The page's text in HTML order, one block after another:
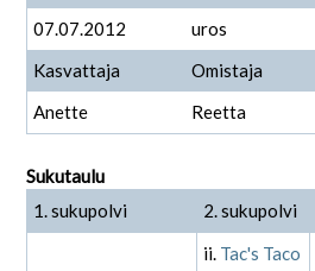
07.07.2012
uros
Kasvattaja
Omistaja
Anette
Reetta
Sukutaulu
1. sukupolvi
2. sukupolvi
ii. Tac's Taco